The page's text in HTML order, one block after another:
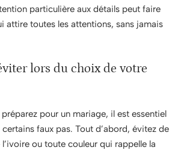
particulière aux détails peut faire
attire toutes les attentions, sans jamais
lors du choix de votre
pour un mariage, il est essentiel
faux pas. Tout d’abord, évitez de
ou toute couleur qui rappelle la